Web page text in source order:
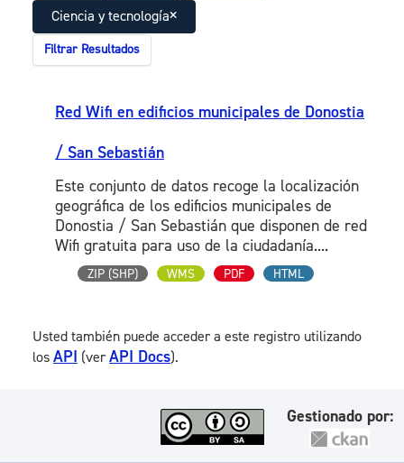
Ciencia y tecnología
Filtrar Resultados
Red Wifi en edificios municipales de Donostia
/ San Sebastián
Este conjunto de datos recoge la localización
geográfica de los edificios municipales de
Donostia / San Sebastián que disponen de red
Wifi gratuita para uso de la ciudadanía....
ZIP (SHP) WMS PDF HTML
Usted también puede acceder a este registro utilizando
los API (verAPI Docs).
Gestionado por: